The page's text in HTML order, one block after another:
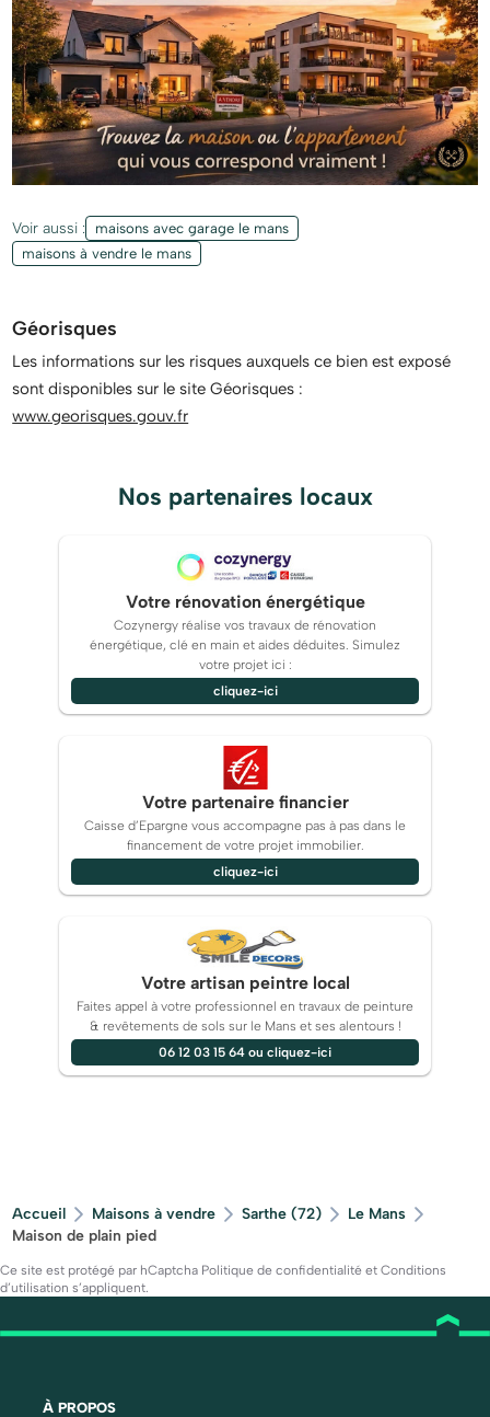
Voir aussi :
maisons avec garage le mans
maisons à vendre le mans
Géorisques
Les informations sur les risques auxquels ce bien est exposé
sont disponibles sur le site Géorisques :
www.georisques.gouv.fr
Nos partenaires locaux
Votre rénovation énergétique
Cozynergy réalise vos travaux de rénovation
énergétique, clé en main et aides déduites. Simulez
votre projet ici :
cliquez-ici
Votre partenaire financier
Caisse d’Epargne vous accompagne pas à pas dans le
financement de votre projet immobilier.
cliquez-ici
Votre artisan peintre local
Faites appel à votre professionnel en travaux de peinture
& revêtements de sols sur le Mans et ses alentours !
06 12 03 15 64 ou cliquez-ici
Accueil Maisons à vendre Sarthe (72)
Le Mans
Maison de plain pied
Ce site est protégé par hCaptcha Politique de confidentialité et Conditions
d’utilisation s’appliquent.
À PROPOS